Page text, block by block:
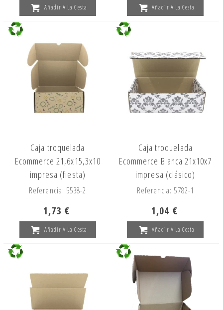
Añadir A La Cesta Añadir A La Cesta
Caja troquelada
Ecommerce 21,6x15,3x10
impresa (fiesta)
Referencia: 5538-2
1,73 €
Añadir A La Cesta
Caja troquelada
Ecommerce Blanca 21x10x7
impresa (clásico)
Referencia: 5782-1
1,04 €
Añadir A La Cesta